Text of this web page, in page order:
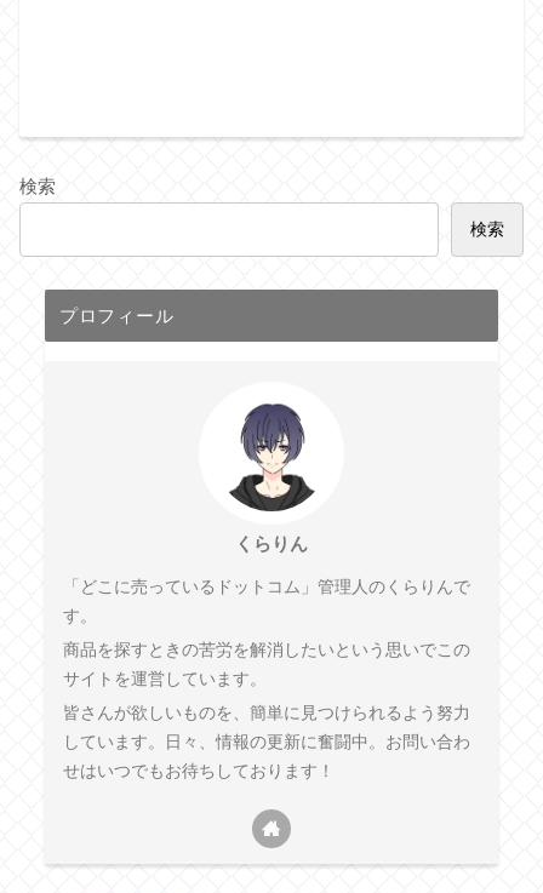
検索
検索
プロフィール
くらりん
「どこに売っているドットコム」管理人のくらりんで
す。
商品を探すときの苦労を解消したいという思いでこの
サイトを運営しています。
皆さんが欲しいものを、簡単に見つけられるよう努力
しています。日々、情報の更新に奮闘中。お問い合わ
せはいつでもお待ちしております！